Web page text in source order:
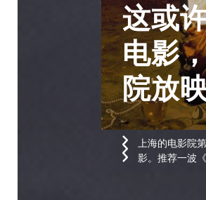
这或
电影
院放
上海的电影院
影。推荐一波